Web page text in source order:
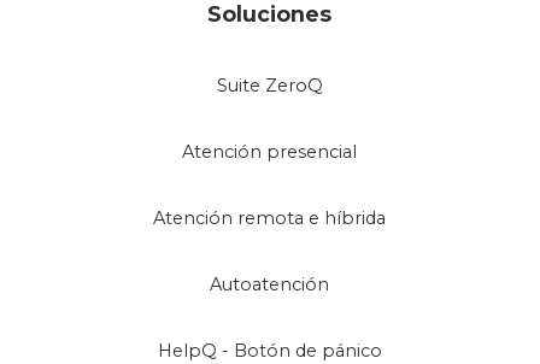
Soluciones
Suite ZeroQ
Atención presencial
Atención remota e híbrida
Autoatención
HelpQ - Botón de pánico